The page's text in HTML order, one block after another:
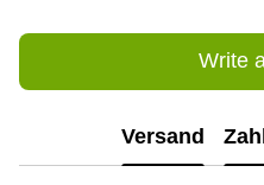
Write
Versand